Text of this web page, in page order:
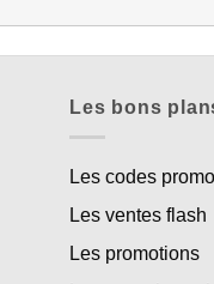
Les bons
Les codes
Les ventes flash
Les promotions